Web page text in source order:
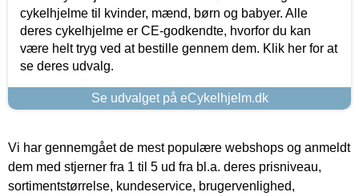
cykelhjelme til kvinder, mænd, børn og babyer. Alle
deres cykelhjelme er CE-godkendte, hvorfor du kan
være helt tryg ved at bestille gennem dem. Klik her for at
se deres udvalg.
Se udvalget på eCykelhjelm.dk
Vi har gennemgået de mest populære webshops og anmeldt
dem med stjerner fra 1 til 5 ud fra bl.a. deres prisniveau,
sortimentstørrelse, kundeservice, brugervenlighed,